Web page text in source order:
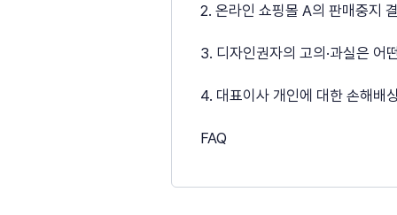
2. 온라인 쇼핑몰 A의 판매중지
3. 디자인권자의 고의·과실은 어
4. 대표이사 개인에 대한 손해배
FAQ